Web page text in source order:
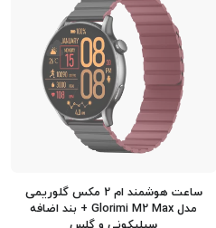
ساعت هوشمند ام 2 مکس گلوریمی
مدل Glorimi M2 Max + بند اضافه